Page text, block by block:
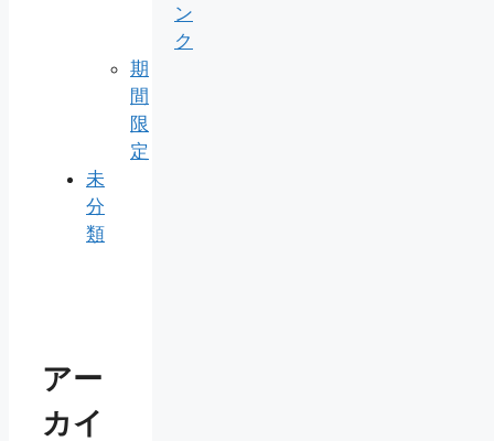
ン
ク
期
間
限
定
未
分
類
アー
カイ